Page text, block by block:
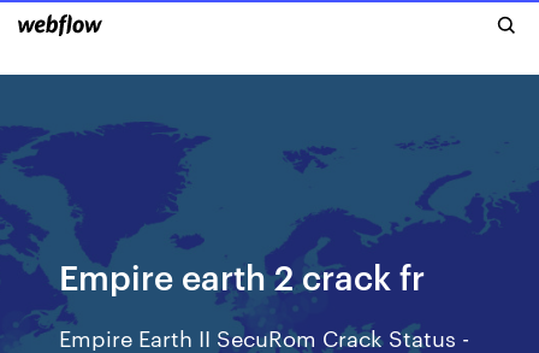
Empire earth 2 crack fr
Empire Earth II SecuRom Crack Status -